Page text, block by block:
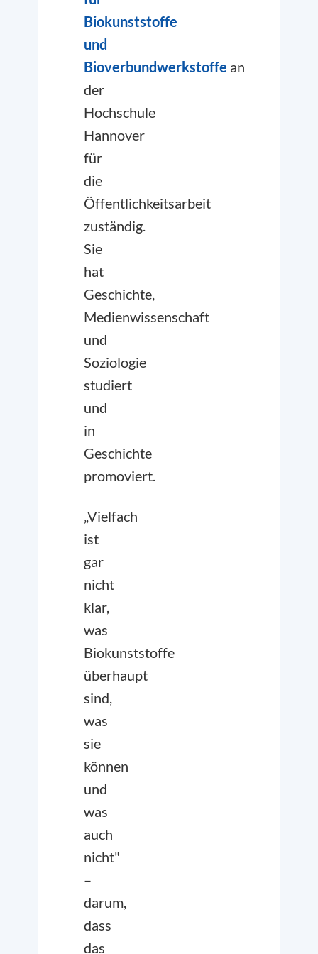
Biokunststoffe
und
Bioverbundwerkstoffe an
der
Hochschule
Hannover
für
die
Öffentlichkeitsarbeit
zuständig.
Sie
hat
Geschichte,
Medienwissenschaft
und
Soziologie
studiert
und
in
Geschichte
promoviert.
„Vielfach
ist
gar
nicht
klar,
was
Biokunststoffe
überhaupt
sind,
was
sie
können
und
was
auch
nicht"
–
darum,
dass
das